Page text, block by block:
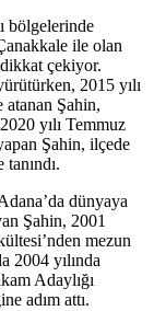
bölgelerinde
ile olan
çekiyor.
2015 yılı
atanan Şahin,
yılı Temmuz
Şahin, ilçede
dünyaya
Şahin, 2001
mezun
2004 yılında
Adaylığı
adım attı.